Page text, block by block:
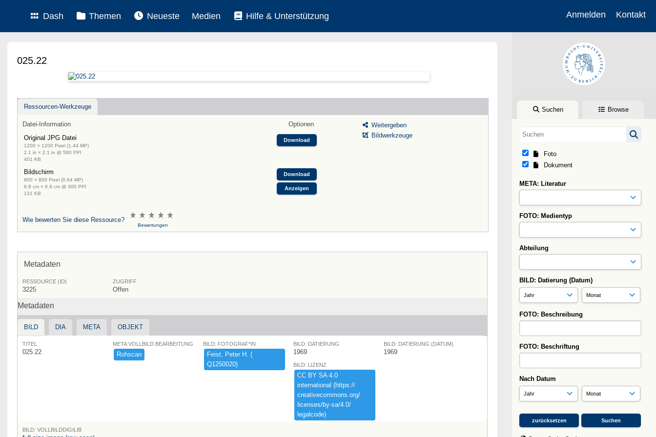
Dash Themen Neueste Medien Hilfe & Unterstützung Anmelden Kontakt
Suchen Browse
Foto
Dokument
META: Literatur
FOTO: Medientyp
Abteilung
BILD: Datierung (Datum)
FOTO: Beschreibung
FOTO: Beschriftung
Nach Datum
025.22
Ressourcen-Werkzeuge
Datei-Information
Optionen
Original JPG Datei
1200 × 1200 Pixel (1.44 MP)
2.1 in × 2.1 in @ 580 PPI
401 KB
Download
Bildschirm
800 × 800 Pixel (0.64 MP)
6.8 cm × 6.8 cm @ 300 PPI
131 KB
Download
Anzeigen
Weitergeben
Bildwerkzeuge
Wie bewerten Sie diese Ressource?
Bewertungen
Metadaten
RESSOURCE (ID)
3225
ZUGRIFF
Offen
Metadaten
BILD DIA META OBJEKT
TITEL
025.22
META:VOLLBILD BEARBEITUNG
Rohscan
BILD: FOTOGRAF*IN
Feist,​ ​Peter ​H.​ ​(​
Q1250020)​
BILD: DATIERUNG
1969
BILD: DATIERUNG (DATUM)
1969
BILD: LIZENZ
CC ​BY ​SA ​4.​0 ​
international ​(​https:​/​/​
creativecommons.​org/​
licenses/​by-​sa/​4.​0/​
legalcode)​
BILD: VOLLBILDDIGILIB